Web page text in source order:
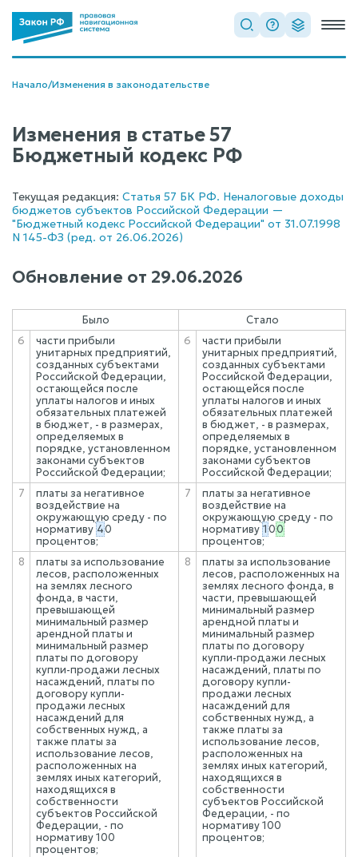
Начало/Изменения в законодательстве
Изменения в статье 57
Бюджетный кодекс РФ
Текущая редакция: Статья 57 БК РФ. Неналоговые доходы
бюджетов субъектов Российской Федерации —
"Бюджетный кодекс Российской Федерации" от 31.07.1998
N 145-ФЗ (ред. от 26.06.2026)
Обновление от 29.06.2026
Было
Стало
6
части прибыли
унитарных предприятий,
созданных субъектами
Российской Федерации,
остающейся после
уплаты налогов и иных
обязательных платежей
в бюджет, - в размерах,
определяемых в
порядке, установленном
законами субъектов
Российской Федерации;
6
части прибыли
унитарных предприятий,
созданных субъектами
Российской Федерации,
остающейся после
уплаты налогов и иных
обязательных платежей
в бюджет, - в размерах,
определяемых в
порядке, установленном
законами субъектов
Российской Федерации;
7
платы за негативное
воздействие на
окружающую среду - по
нормативу 40
процентов;
7
платы за негативное
воздействие на
окружающую среду - по
нормативу 100
процентов;
8
платы за использование
лесов, расположенных
на землях лесного
фонда, в части,
превышающей
минимальный размер
арендной платы и
минимальный размер
платы по договору
купли-продажи лесных
насаждений, платы по
договору купли-
продажи лесных
насаждений для
собственных нужд, а
также платы за
использование лесов,
расположенных на
землях иных категорий,
находящихся в
собственности
субъектов Российской
Федерации, - по
нормативу 100
процентов;
8
платы за использование
лесов, расположенных на
землях лесного фонда, в
части, превышающей
минимальный размер
арендной платы и
минимальный размер
платы по договору
купли-продажи лесных
насаждений, платы по
договору купли-
продажи лесных
насаждений для
собственных нужд, а
также платы за
использование лесов,
расположенных на
землях иных категорий,
находящихся в
собственности
субъектов Российской
Федерации, - по
нормативу 100
процентов;